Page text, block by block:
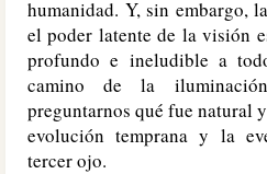
humanidad. Y, sin embargo,
el poder latente de la visión
profundo e ineludible a
camino de la
preguntarnos qué fue natural
evolución temprana y la
tercer ojo.